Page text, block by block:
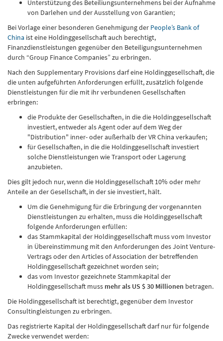
Unterstützung des Beteiliungsunternehmens bei der Aufnahme
von Darlehen und der Ausstellung von Garantien;
Bei Vorlage einer besonderen Genehmigung der People’s Bank of
China ist eine Holdinggesellschaft auch berechtigt,
Finanzdienstleistungen gegenüber den Beteiligungsunternehmen
durch “Group Finance Companies” zu erbringen.
Nach den Supplementary Provisions darf eine Holdinggesellschaft, die
die unten aufgeführten Anforderungen erfüllt, zusätzlich folgende
Dienstleistungen für die mit ihr verbundenen Gesellschaften
erbringen:
die Produkte der Gesellschaften, in die die Holdinggesellschaft
investiert, entweder als Agent oder auf dem Weg der
"Distribution" inner- oder außerhalb der VR China verkaufen;
für Gesellschaften, in die die Holdinggesellschaft investiert
solche Dienstleistungen wie Transport oder Lagerung
anzubieten.
Dies gilt jedoch nur, wenn die Holdinggesellschaft 10% oder mehr
Anteile an der Gesellschaft, in der sie investiert, hält.
Um die Genehmigung für die Erbringung der vorgenannten
Dienstleistungen zu erhalten, muss die Holdinggesellschaft
folgende Anforderungen erfüllen:
das Stammkapital der Holdinggesellschaft muss vom Investor
in Übereinstimmung mit den Anforderungen des Joint Venture-
Vertrags oder den Articles of Association der betreffenden
Holdinggesellschaft gezeichnet worden sein;
das vom Investor gezeichnete Stammkapital der
Holdinggesellschaft muss mehr als US $ 30 Millionen betragen.
Die Holdinggesellschaft ist berechtigt, gegenüber dem Investor
Consultingleistungen zu erbringen.
Das registrierte Kapital der Holdinggesellschaft darf nur für folgende
Zwecke verwendet werden: